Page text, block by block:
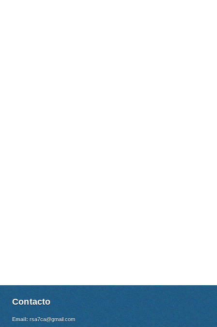
Contacto
Email: rsa7ca@gmail.com